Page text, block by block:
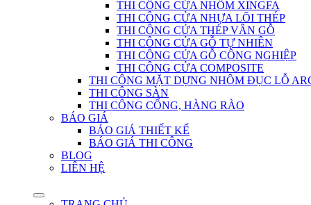
THI CÔNG CỬA NHÔM XINGFA
THI CÔNG CỬA NHỰA LÕI THÉP
THI CÔNG CỬA THÉP VÂN GỖ
THI CÔNG CỬA GỖ TỰ NHIÊN
THI CÔNG CỬA GỖ CÔNG NGHIỆP
THI CÔNG CỬA COMPOSITE
THI CÔNG MẶT DỰNG NHÔM ĐỤC LỖ
THI CÔNG SÀN
THI CÔNG CỔNG, HÀNG RÀO
BÁO GIÁ
BÁO GIÁ THIẾT KẾ
BÁO GIÁ THI CÔNG
BLOG
LIÊN HỆ